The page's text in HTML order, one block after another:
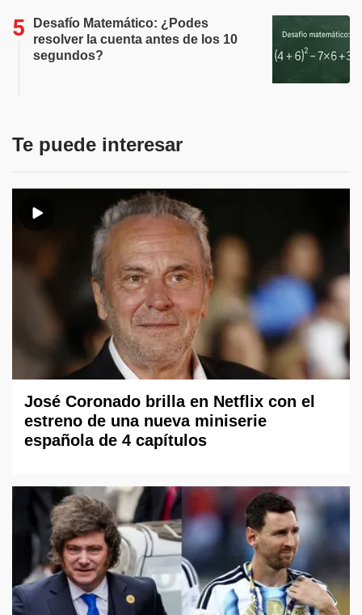
Desafío Matemático: ¿Podes
resolver la cuenta antes de los 10
segundos?
Te puede interesar
José Coronado brilla en Netflix con el
estreno de una nueva miniserie
española de 4 capítulos